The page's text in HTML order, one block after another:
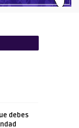
debes